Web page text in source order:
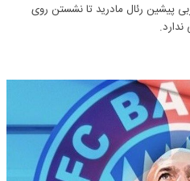
پیشین رئال مادرید تا نشستن روی